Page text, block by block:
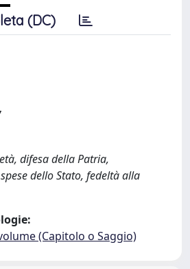
(DC)
difesa della Patria,
dello Stato, fedeltà alla
(Capitolo o Saggio)